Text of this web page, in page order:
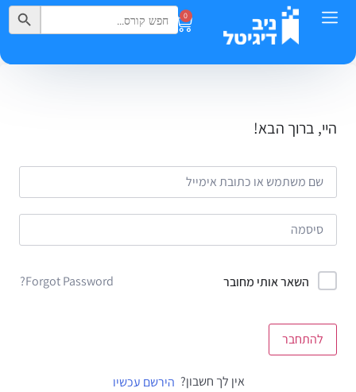
0
Search
for:
Search Button
היי, ברוך הבא!
השאר אותי מחובר Forgot Password?
להתחבר
אין לך חשבון? הירשם עכשיו